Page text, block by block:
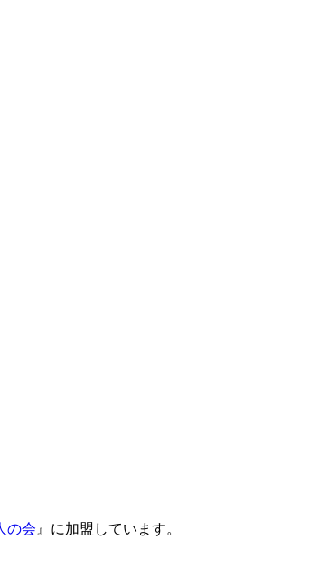
の会 』に加盟しています。